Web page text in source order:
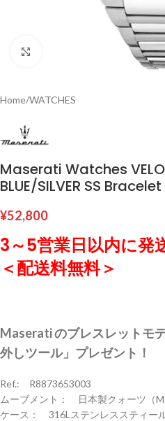
Home/WATCHES
Maserati Watches
BLUE/SILVER SS
¥52,800
3～5営業日以内に発
＜配送料無料＞
Maserati のブレスレットモ
外しツール」プレゼント！
Ref.: R8873653003
ムーブメント： 日本製クォーツ（
ケース： 316Lステンレススティー